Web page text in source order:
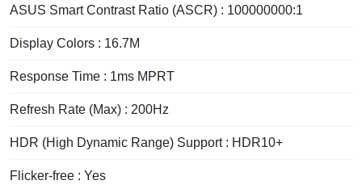
ASUS Smart Contrast Ratio (ASCR) : 100000000:1
Display Colors : 16.7M
Response Time : 1ms MPRT
Refresh Rate (Max) : 200Hz
HDR (High Dynamic Range) Support : HDR10+
Flicker-free : Yes